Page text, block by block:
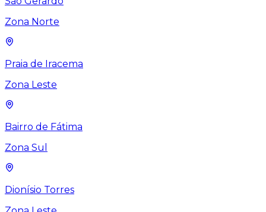
Zona Norte
Praia de Iracema
Zona Leste
Bairro de Fátima
Zona Sul
Dionísio Torres